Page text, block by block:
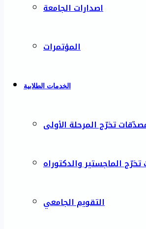
اصدارات الجامعة
المؤتمرات
الخدمات الطلابية
تخرّج المرحلة الأولى
الماجستير والدكتوراه
التقويم الجامعي